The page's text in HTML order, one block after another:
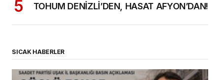
TOHUM DENİZLİ’DEN, HASAT AFYON’DAN!
SICAK HABERLER